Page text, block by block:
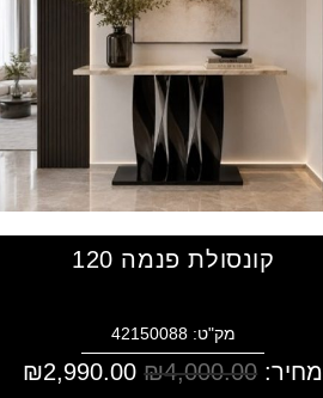
קונסולת פנמה 120
מק"ט: 42150088
מחיר: ₪4,000.00
₪2,990.00